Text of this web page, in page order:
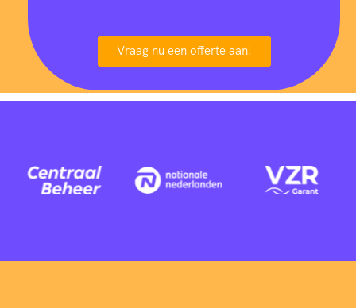
Vraag nu een offerte aan!